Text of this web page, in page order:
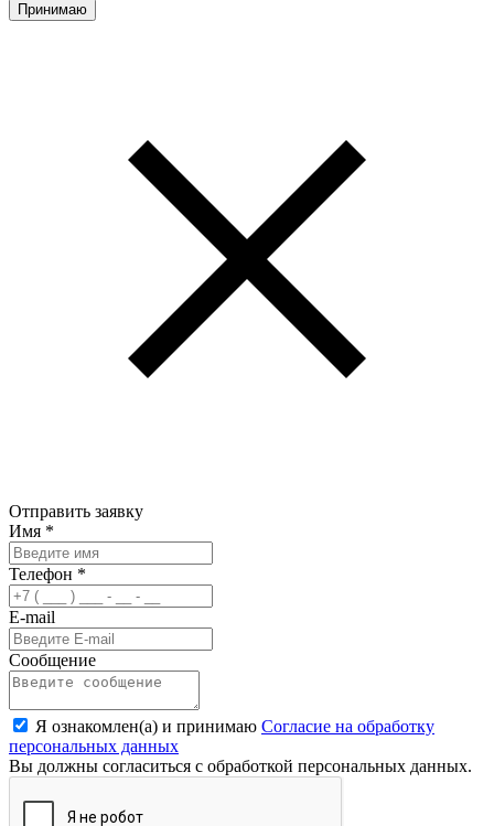
Принимаю
Отправить заявку
Имя *
Телефон *
E-mail
Сообщение
Я ознакомлен(а) и принимаю Согласие на обработку
персональных данных
Вы должны согласиться с обработкой персональных данных.